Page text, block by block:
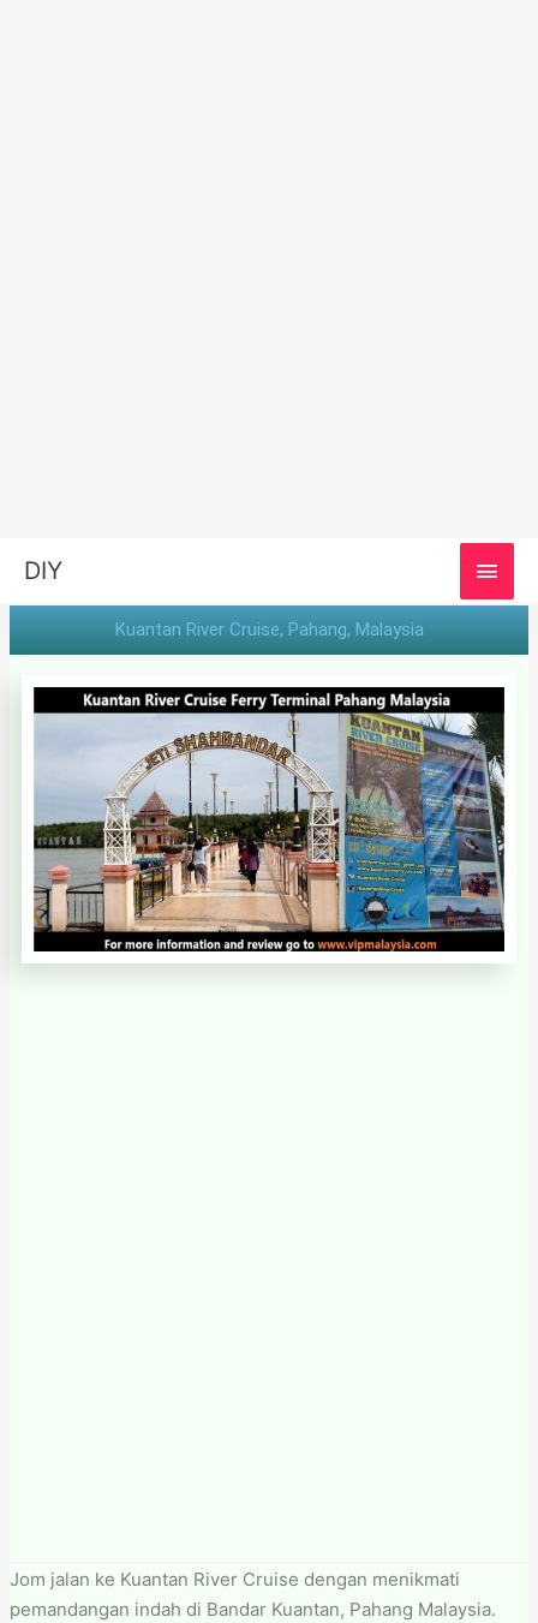
DIY
Kuantan River Cruise, Pahang, Malaysia
Jom jalan ke Kuantan River Cruise dengan menikmati
pemandangan indah di Bandar Kuantan, Pahang Malaysia.